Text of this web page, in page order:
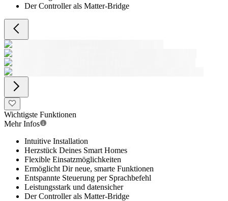
Der Controller als Matter-Bridge
Wichtigste Funktionen
Mehr Infos
Intuitive Installation
Herzstück Deines Smart Homes
Flexible Einsatzmöglichkeiten
Ermöglicht Dir neue, smarte Funktionen
Entspannte Steuerung per Sprachbefehl
Leistungsstark und datensicher
Der Controller als Matter-Bridge